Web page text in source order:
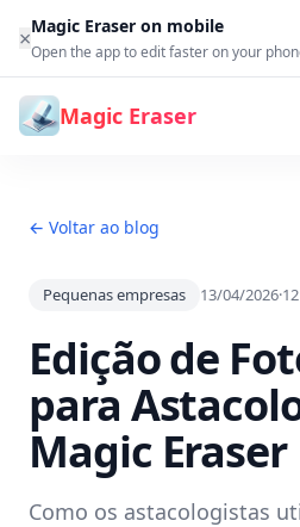
Ir para o conteúdo
×Magic Eraser on mobile
Open the app to edit faster on your
Magic Eraser
← Voltar ao blog
Pequenas empresas 13/04/2026·12
Edição de
para
Magic Eraser
Como os astacologistas